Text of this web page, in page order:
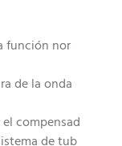
función nor
de la onda
compensad